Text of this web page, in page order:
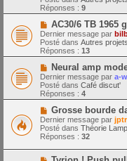
s
s
g
e
e
a
m
e
s
s
a
g
e
Réponses : 9
N
o
u
v
e
a
u
m
e
s
s
a
g
e
AC30/6 TB 1965
Dernier message par
Posté dans Autres
Réponses : 13
N
o
u
v
e
a
m
e
s
s
a
Neural amp
Dernier message par a-
Posté dans Café discut'
Réponses : 4
N
o
u
v
e
a
u
Grosse bourde
Dernier message par
Posté dans Théorie
Réponses : 32
N